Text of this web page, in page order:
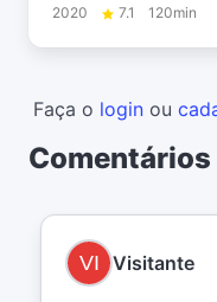
2020 7.1 120min
Faça o login ou
Comentários
Visitante